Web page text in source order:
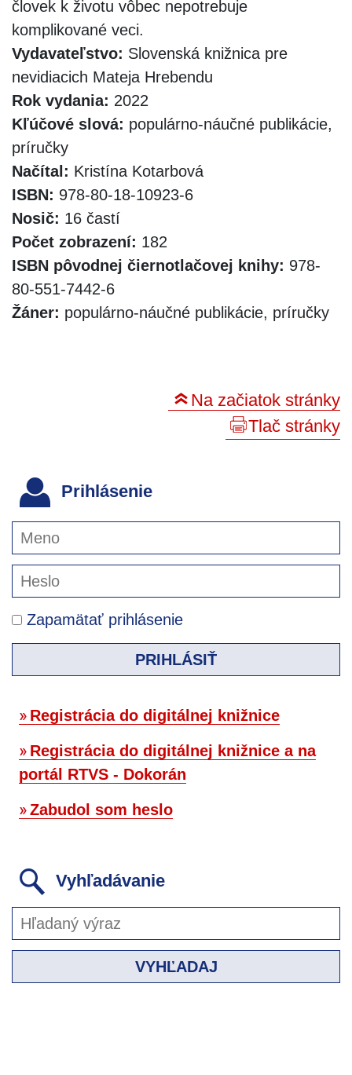
človek k životu vôbec nepotrebuje
komplikované veci.
Vydavateľstvo: Slovenská knižnica pre
nevidiacich Mateja Hrebendu
Rok vydania: 2022
Kľúčové slová: populárno-náučné publikácie,
príručky
Načítal: Kristína Kotarbová
ISBN: 978-80-18-10923-6
Nosič: 16 častí
Počet zobrazení: 182
ISBN pôvodnej čiernotlačovej knihy: 978-
80-551-7442-6
Žáner: populárno-náučné publikácie, príručky
Na začiatok stránky
Tlač stránky
Prihlásenie
Zapamätať prihlásenie
PRIHLÁSIŤ
Registrácia do digitálnej knižnice
Registrácia do digitálnej knižnice a na
portál RTVS - Dokorán
Zabudol som heslo
Vyhľadávanie
VYHĽADAJ